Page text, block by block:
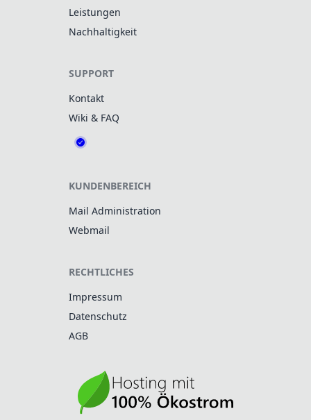
Leistungen
Nachhaltigkeit
SUPPORT
Kontakt
Wiki & FAQ
KUNDENBEREICH
Mail Administration
Webmail
RECHTLICHES
Impressum
Datenschutz
AGB